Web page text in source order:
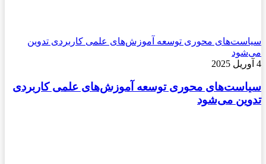
سیاست‌های محوری توسعه آموزش‌های علمی کاربردی تدوین
می‌شود
4 آوریل 2025
سیاست‌های محوری توسعه آموزش‌های علمی کاربردی
تدوین می‌شود